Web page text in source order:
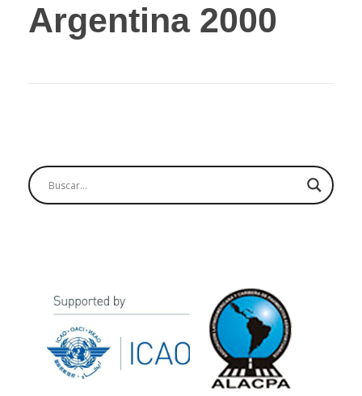
Argentina 2000